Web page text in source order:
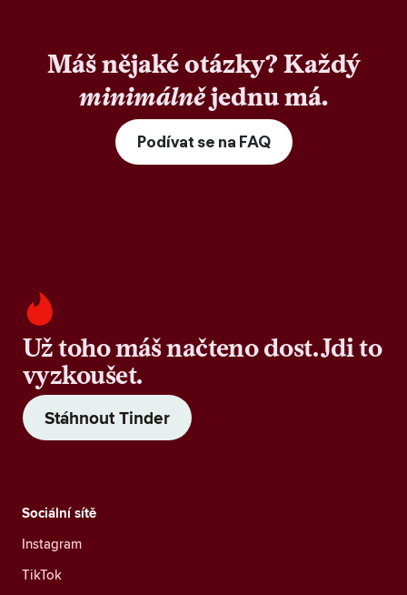
Máš nějaké otázky? Každý
minimálnějednu má.
Podívat se na FAQ
Už toho máš načteno dost. Jdi to
vyzkoušet.
Stáhnout Tinder
Sociální sítě
Instagram
TikTok